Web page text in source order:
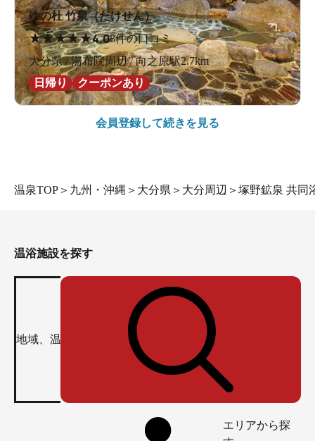
ゆの杜 竹泉（たけせん）
★★★★★4.08件の口コミ
大分県 / 湯布院周辺 / 向之原駅2.7km
日帰り
クーポンあり
会員登録して続きを見る
温泉TOP ＞ 九州・沖縄 ＞ 大分県 ＞ 大分周辺 ＞ 塚野鉱泉 共同
温浴施設を探す
エリアから探